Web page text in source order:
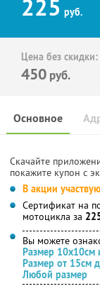
225 руб.
Цена без скидки:
450 руб.
Основное
Скачайте
покажите купон с
В акции
Сертификат на
мотоцикла за
Вы можете
Размер 10х10см
Размер от 15см
Любой размер